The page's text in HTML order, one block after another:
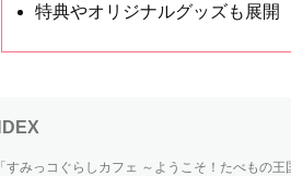
特典やオリジナルグッズも展開
「すみっコぐらしカフェ ～ようこそ！たべもの王